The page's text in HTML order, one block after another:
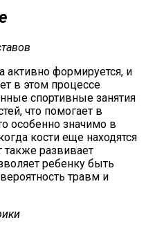
активно формируется, и
в этом процессе
спортивные занятия
что помогает в
особенно значимо в
кости еще находятся
также развивает
ребенку быть
травм и